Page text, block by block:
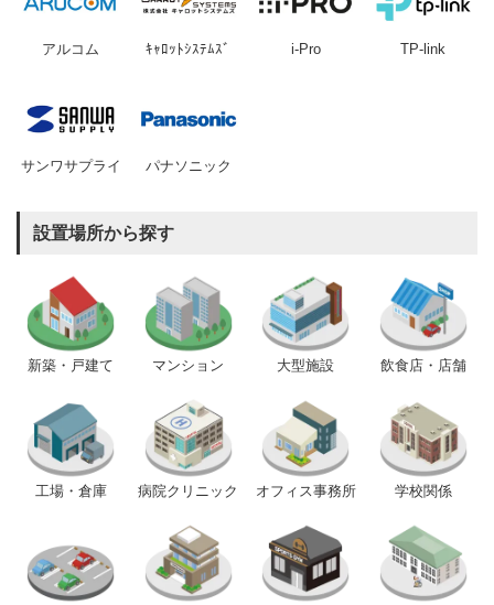
アルコム ｷｬﾛｯﾄｼｽﾃﾑｽﾞ i-Pro TP-link
サンワサプライ パナソニック
設置場所から探す
新築・戸建て マンション 大型施設 飲食店・店舗
工場・倉庫 病院クリニック オフィス事務所 学校関係